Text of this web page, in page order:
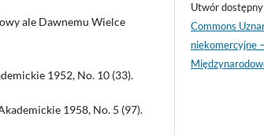
ale Dawnemu Wielce
1952, No. 10 (33).
1958, No. 5 (97).
Utwór
Commons
niekomercyjne